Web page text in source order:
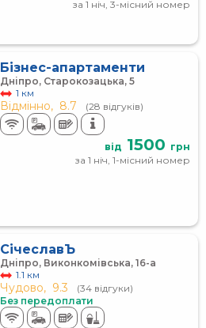
за 1 ніч, 3-місний номер
Бізнес-апартаменти
Дніпро, Старокозацька, 5
1 км
Відмінно, 8.7 (28 відгуків)
від 1500 грн
за 1 ніч, 1-місний номер
СічеславЪ
Дніпро, Виконкомівська, 16-а
1.1 км
Чудово, 9.3
(34 відгуки)
Без передоплати